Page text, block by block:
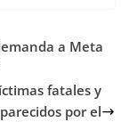
a Meta
fatales y
por el